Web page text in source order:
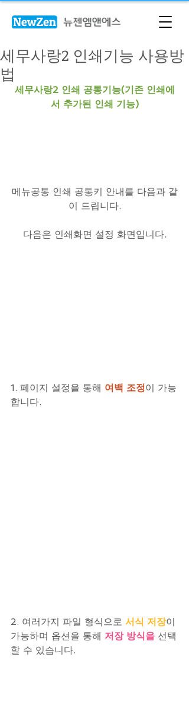
세무사랑2 인쇄기능 사용방
법
세무사랑2 인쇄 공통기능(기존 인쇄에
서 추가된 인쇄 기능)
메뉴공통 인쇄 공통키 안내를 다음과 같
이 드립니다.
다음은 인쇄화면 설정 화면입니다.
1. 페이지 설정을 통해 여백 조정이 가능
합니다.
2. 여러가지 파일 형식으로 서식 저장이
가능하며 옵션을 통해 저장 방식을 선택
할 수 있습니다.